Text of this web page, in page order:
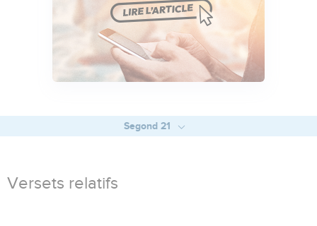
Segond 21
Versets relatifs